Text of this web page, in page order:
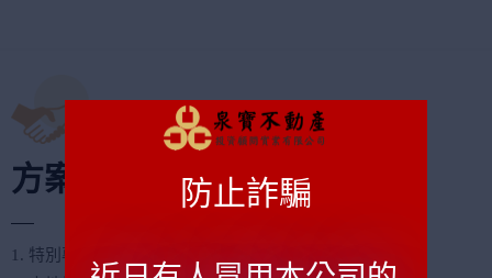
方案特色
1. 特別專案 前三個月免付利息，利息1分起(1%)
防止詐騙